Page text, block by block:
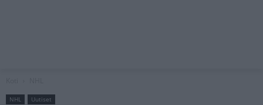
NHL Uutiset